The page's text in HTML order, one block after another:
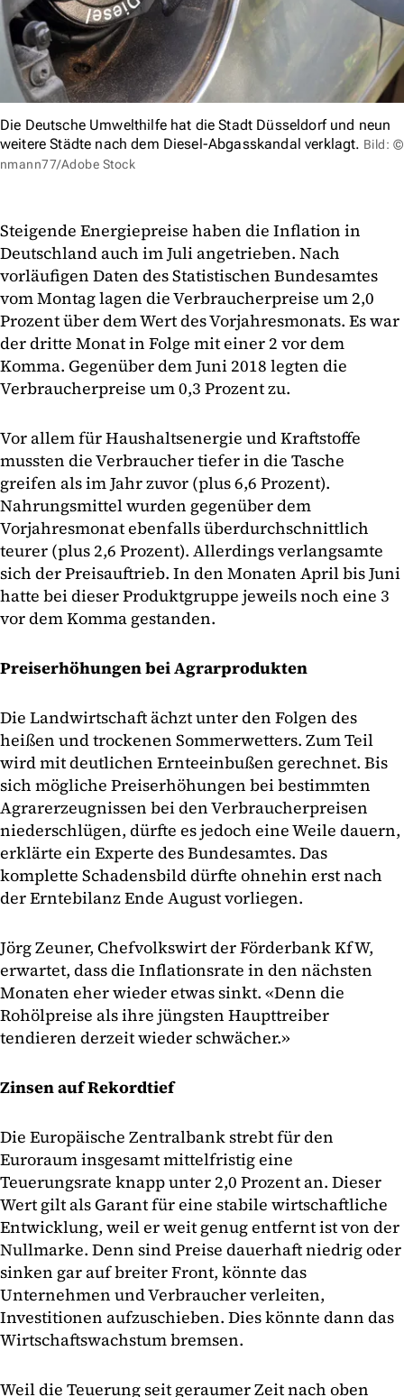
Die Deutsche Umwelthilfe hat die Stadt Düsseldorf und neun
weitere Städte nach dem Diesel-Abgasskandal verklagt. Bild: ©
nmann77/Adobe Stock
Steigende Energiepreise haben die Inflation in
Deutschland auch im Juli angetrieben. Nach
vorläufigen Daten des Statistischen Bundesamtes
vom Montag lagen die Verbraucherpreise um 2,0
Prozent über dem Wert des Vorjahresmonats. Es war
der dritte Monat in Folge mit einer 2 vor dem
Komma. Gegenüber dem Juni 2018 legten die
Verbraucherpreise um 0,3 Prozent zu.
Vor allem für Haushaltsenergie und Kraftstoffe
mussten die Verbraucher tiefer in die Tasche
greifen als im Jahr zuvor (plus 6,6 Prozent).
Nahrungsmittel wurden gegenüber dem
Vorjahresmonat ebenfalls überdurchschnittlich
teurer (plus 2,6 Prozent). Allerdings verlangsamte
sich der Preisauftrieb. In den Monaten April bis Juni
hatte bei dieser Produktgruppe jeweils noch eine 3
vor dem Komma gestanden.
Preiserhöhungen bei Agrarprodukten
Die Landwirtschaft ächzt unter den Folgen des
heißen und trockenen Sommerwetters. Zum Teil
wird mit deutlichen Ernteeinbußen gerechnet. Bis
sich mögliche Preiserhöhungen bei bestimmten
Agrarerzeugnissen bei den Verbraucherpreisen
niederschlügen, dürfte es jedoch eine Weile dauern,
erklärte ein Experte des Bundesamtes. Das
komplette Schadensbild dürfte ohnehin erst nach
der Erntebilanz Ende August vorliegen.
Jörg Zeuner, Chefvolkswirt der Förderbank KfW,
erwartet, dass die Inflationsrate in den nächsten
Monaten eher wieder etwas sinkt. «Denn die
Rohölpreise als ihre jüngsten Haupttreiber
tendieren derzeit wieder schwächer.»
Zinsen auf Rekordtief
Die Europäische Zentralbank strebt für den
Euroraum insgesamt mittelfristig eine
Teuerungsrate knapp unter 2,0 Prozent an. Dieser
Wert gilt als Garant für eine stabile wirtschaftliche
Entwicklung, weil er weit genug entfernt ist von der
Nullmarke. Denn sind Preise dauerhaft niedrig oder
sinken gar auf breiter Front, könnte das
Unternehmen und Verbraucher verleiten,
Investitionen aufzuschieben. Dies könnte dann das
Wirtschaftswachstum bremsen.
Weil die Teuerung seit geraumer Zeit nach oben